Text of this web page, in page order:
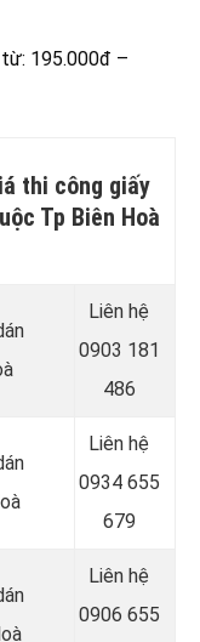
195.000đ –
thi công giấy
Tp Biên Hoà
Liên hệ
0903 181
486
Liên hệ
0934 655
679
Liên hệ
0906 655